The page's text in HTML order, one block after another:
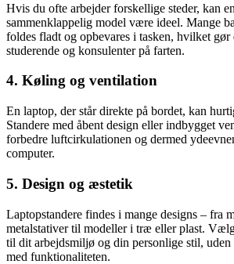
Hvis du ofte arbejder forskellige steder, kan
sammenklappelig model være ideel. Mange
foldes fladt og opbevares i tasken, hvilket
studerende og konsulenter på farten.
4. Køling og ventilation
En laptop, der står direkte på bordet, kan
Standere med åbent design eller indbygget
forbedre luftcirkulationen og dermed
computer.
5. Design og æstetik
Laptopstandere findes i mange designs – fra
metalstativer til modeller i træ eller plast.
til dit arbejdsmiljø og din personlige stil, uden
med funktionaliteten.